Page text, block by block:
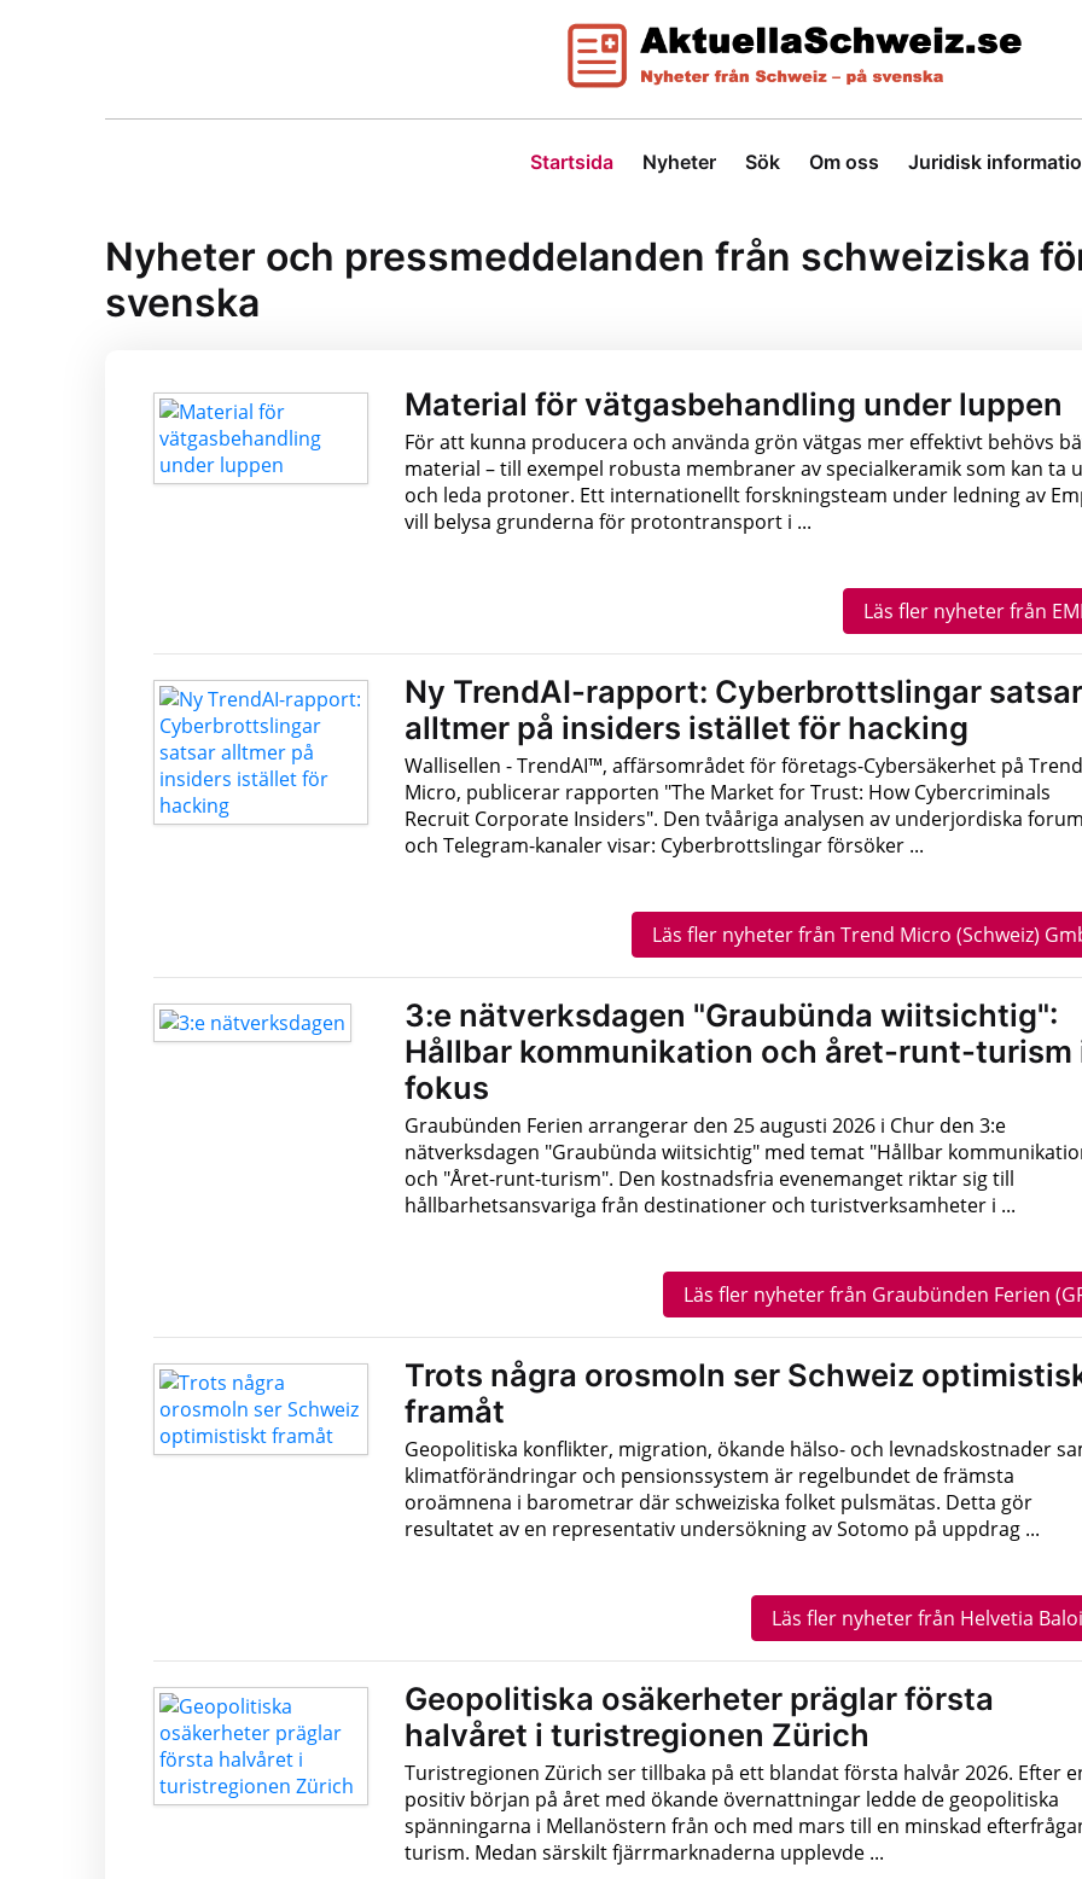
Startsida Nyheter Sök Om oss Juridisk
Nyheter och pressmeddelanden från schweiziska
svenska
Material för vätgasbehandling under luppen
För att kunna producera och använda grön vätgas mer effektivt behövs
material – till exempel robusta membraner av specialkeramik som kan ta
och leda protoner. Ett internationellt forskningsteam under ledning av
vill belysa grunderna för protontransport i ...
Läs fler nyheter från
Ny TrendAI-rapport: Cyberbrottslingar satsar
alltmer på insiders istället för hacking
Wallisellen - TrendAI™, affärsområdet för företags-Cybersäkerhet på Trend
Micro, publicerar rapporten "The Market for Trust: How Cybercriminals
Recruit Corporate Insiders". Den tvååriga analysen av underjordiska forum
och Telegram-kanaler visar: Cyberbrottslingar försöker ...
Läs fler nyheter från Trend Micro (Schweiz)
3:e nätverksdagen "Graubünda wiitsichtig":
Hållbar kommunikation och året-runt-turism
fokus
Graubünden Ferien arrangerar den 25 augusti 2026 i Chur den 3:e
nätverksdagen "Graubünda wiitsichtig" med temat "Hållbar
och "Året-runt-turism". Den kostnadsfria evenemanget riktar sig till
hållbarhetsansvariga från destinationer och turistverksamheter i ...
Läs fler nyheter från Graubünden Ferien
Trots några orosmoln ser Schweiz
framåt
Geopolitiska konflikter, migration, ökande hälso- och levnadskostnader
klimatförändringar och pensionssystem är regelbundet de främsta
oroämnena i barometrar där schweiziska folket pulsmätas. Detta gör
resultatet av en representativ undersökning av Sotomo på uppdrag ...
Läs fler nyheter från Helvetia
Geopolitiska osäkerheter präglar första
halvåret i turistregionen Zürich
Turistregionen Zürich ser tillbaka på ett blandat första halvår 2026. Efter
positiv början på året med ökande övernattningar ledde de geopolitiska
spänningarna i Mellanöstern från och med mars till en minskad
turism. Medan särskilt fjärrmarknaderna upplevde ...